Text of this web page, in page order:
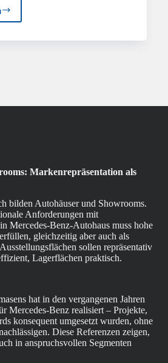
Markenrepräsentation als
bilden Autohäuser und Showrooms.
Anforderungen mit
Mercedes-Benz-Autohaus muss hohe
gleichzeitig aber auch als
sollen repräsentativ
Lagerflächen praktisch.
hat in den vergangenen Jahren
Mercedes-Benz realisiert – Projekte,
konsequent umgesetzt wurden, ohne
Diese Referenzen zeigen,
in anspruchsvollen Segmenten